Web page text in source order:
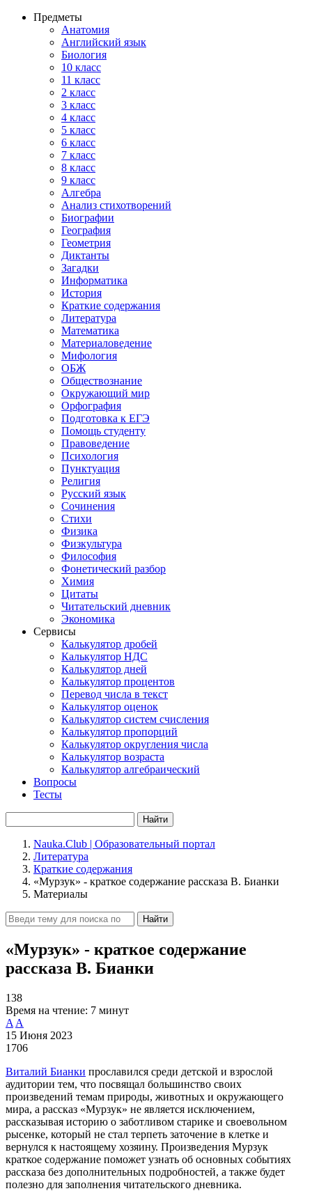
Предметы
Анатомия
Английский язык
Биология
10 класс
11 класс
2 класс
3 класс
4 класс
5 класс
6 класс
7 класс
8 класс
9 класс
Алгебра
Анализ стихотворений
Биографии
География
Геометрия
Диктанты
Загадки
Информатика
История
Краткие содержания
Литература
Математика
Материаловедение
Мифология
ОБЖ
Обществознание
Окружающий мир
Орфография
Подготовка к ЕГЭ
Помощь студенту
Правоведение
Психология
Пунктуация
Религия
Русский язык
Сочинения
Стихи
Физика
Физкультура
Философия
Фонетический разбор
Химия
Цитаты
Читательский дневник
Экономика
Сервисы
Калькулятор дробей
Калькулятор НДС
Калькулятор дней
Калькулятор процентов
Перевод числа в текст
Калькулятор оценок
Калькулятор систем счисления
Калькулятор пропорций
Калькулятор округления числа
Калькулятор возраста
Калькулятор алгебраический
Вопросы
Тесты
Найти
Nauka.Club | Образовательный портал
Литература
Краткие содержания
«Мурзук» - краткое содержание рассказа В. Бианки
Материалы
Найти
«Мурзук» - краткое содержание
рассказа В. Бианки
138
Время на чтение: 7 минут
A A
15 Июня 2023
1706
Виталий Бианки прославился среди детской и взрослой
аудитории тем, что посвящал большинство своих
произведений темам природы, животных и окружающего
мира, а рассказ «Мурзук» не является исключением,
рассказывая историю о заботливом старике и своевольном
рысенке, который не стал терпеть заточение в клетке и
вернулся к настоящему хозяину. Произведения Мурзук
краткое содержание поможет узнать об основных событиях
рассказа без дополнительных подробностей, а также будет
полезно для заполнения читательского дневника.